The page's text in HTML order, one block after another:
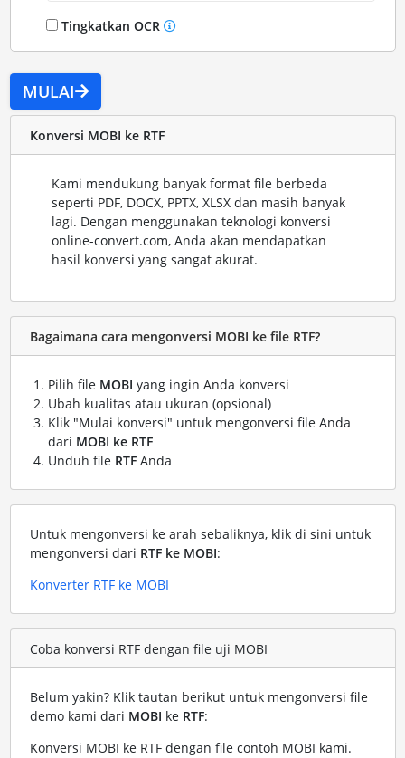
Tingkatkan OCR
MULAI
Konversi MOBI ke RTF
Kami mendukung banyak format file berbeda
seperti PDF, DOCX, PPTX, XLSX dan masih banyak
lagi. Dengan menggunakan teknologi konversi
online-convert.com, Anda akan mendapatkan
hasil konversi yang sangat akurat.
Bagaimana cara mengonversi MOBI ke file RTF?
Pilih file MOBI yang ingin Anda konversi
Ubah kualitas atau ukuran (opsional)
Klik "Mulai konversi" untuk mengonversi file Anda
dari MOBI ke RTF
Unduh file RTFAnda
Untuk mengonversi ke arah sebaliknya, klik di sini untuk
mengonversi dari RTF ke MOBI:
Konverter RTF ke MOBI
Coba konversi RTF dengan file uji MOBI
Belum yakin? Klik tautan berikut untuk mengonversi file
demo kami dari MOBI ke RTF:
Konversi MOBI ke RTF dengan file contoh MOBI kami.